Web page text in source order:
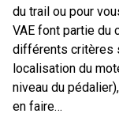
du trail ou pour
VAE font partie du
différents critères
localisation du
niveau du
en faire…